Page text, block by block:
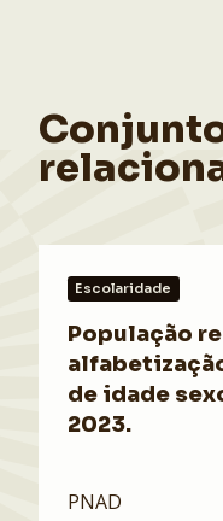
Escolaridade
População
de idade
2023.
PNAD